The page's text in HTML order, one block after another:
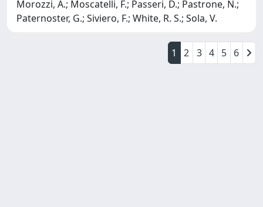
Morozzi, A.; Moscatelli, F.; Passeri, D.; Pastrone, N.;
Paternoster, G.; Siviero, F.; White, R. S.; Sola, V.
1 2 3 4 5 6